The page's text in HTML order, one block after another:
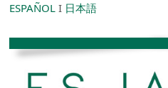
ESPAÑOL I 日本語